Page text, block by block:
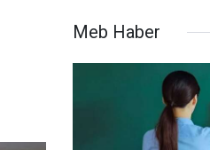
Meb Haber